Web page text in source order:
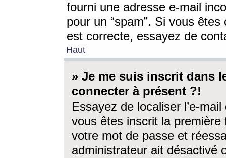
fourni une adresse e-mail
pour un “spam”. Si vous
est correcte, essayez de
Haut
» Je me suis inscrit dans
connecter à présent ?!
Essayez de localiser l’e-
vous êtes inscrit la première
votre mot de passe et
administrateur ait désactivé